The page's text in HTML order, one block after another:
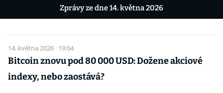
Zprávy ze dne 14. května 2026
14. května 2026 · 19:04
Bitcoin znovu pod 80 000 USD: Dožene akciové
indexy, nebo zaostává?